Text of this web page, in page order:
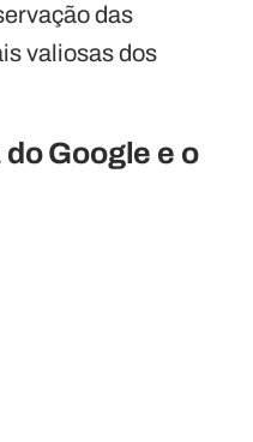
das
valiosas dos
Google e o